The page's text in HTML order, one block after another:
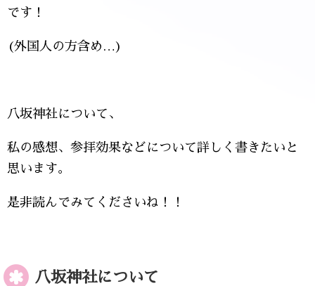
です！
(外国人の方含め…)
八坂神社について、
私の感想、参拝効果などについて詳しく書きたいと
思います。
是非読んでみてくださいね！！
八坂神社について